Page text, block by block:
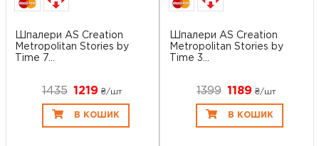
Шпалери AS Creation
Metropolitan Stories by
Time 7...
1435 1219₴/шт
В КОШИК
Шпалери AS Creation
Metropolitan Stories by
Time 3...
1399 1189₴/шт
В КОШИК